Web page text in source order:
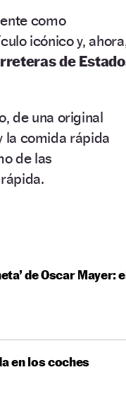
como
icónico y,
de
de una original
la comida rápida
de las
de Oscar Mayer:
en los coches